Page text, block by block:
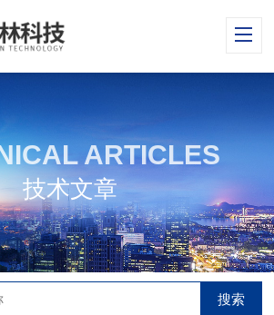
ARTICLES
技术文章